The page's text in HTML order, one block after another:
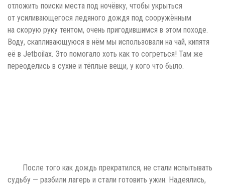
отложить поиски места под ночёвку, чтобы укрыться
от усиливающегося ледяного дождя под сооружённым
на скорую руку тентом, очень пригодившимся в этом походе.
Воду, скапливающуюся в нём мы использовали на чай, кипятя
её в Jetboilах. Это помогало хоть как то согреться! Там же
переоделись в сухие и тёплые вещи, у кого что было.
После того как дождь прекратился, не стали испытывать
судьбу — разбили лагерь и стали готовить ужин. Надеялись,